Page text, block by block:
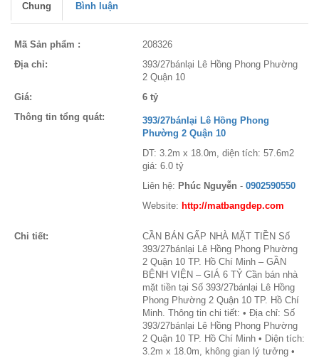
Chung Bình luận
Mã Sản phẩm :
208326
Địa chỉ:
393/27bánlại Lê Hồng Phong Phường
2 Quận 10
Giá:
6 tỷ
Thông tin tổng quát:
393/27bánlại Lê Hồng Phong
Phường 2 Quận 10
DT: 3.2m x 18.0m, diện tích: 57.6m2
giá: 6.0 tỷ
Liên hệ: Phúc Nguyễn - 0902590550
Website: http://matbangdep.com
Chi tiết:
CẦN BÁN GẤP NHÀ MẶT TIỀN Số
393/27bánlại Lê Hồng Phong Phường
2 Quận 10 TP. Hồ Chí Minh – GẦN
BỆNH VIỆN – GIÁ 6 TỶ Cần bán nhà
mặt tiền tại Số 393/27bánlại Lê Hồng
Phong Phường 2 Quận 10 TP. Hồ Chí
Minh. Thông tin chi tiết: • Địa chỉ: Số
393/27bánlại Lê Hồng Phong Phường
2 Quận 10 TP. Hồ Chí Minh • Diện tích:
3.2m x 18.0m, không gian lý tưởng •